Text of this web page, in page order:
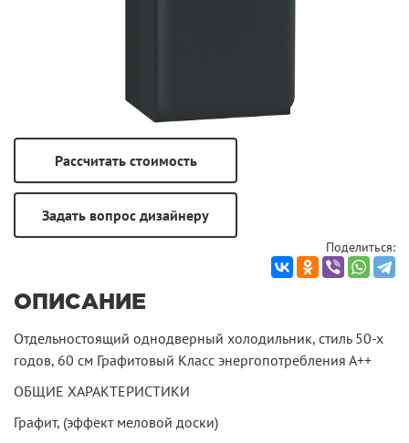
Поделиться:
ОПИСАНИЕ
Отдельностоящий однодверный холодильник, стиль 50-х
годов, 60 см Графитовый Класс энергопотребления А++
ОБЩИЕ ХАРАКТЕРИСТИКИ
Графит, (эффект меловой доски)